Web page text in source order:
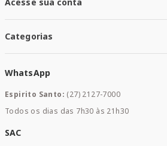
Santa Mais Exames
Santa Mais Serviços
Santa Mais Convenios
Acesse sua conta
Meus Pedidos
Categorias
Saúde e Bem-estar
Mamães e Bebê
Dermocosméticos
WhatsApp
Espirito Santo: (27) 2127-7000
Todos os dias das 7h30 às 21h30
SAC